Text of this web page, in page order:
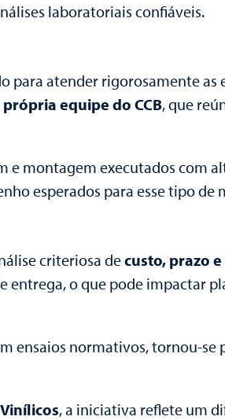
laboratoriais confiáveis.
atender rigorosamente as
equipe do CCB, que
e montagem executados com
esperados para esse tipo de
criteriosa decusto, prazo
entrega, o que pode impactar
ensaios normativos, tornou-se
, a iniciativa reflete um